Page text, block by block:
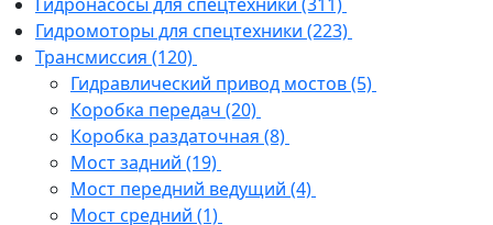
Гидромоторы для спецтехники (223)
Трансмиссия (120)
Гидравлический привод мостов(5)
Коробка передач (20)
Коробка раздаточная (8)
Мост задний (19)
Мост передний ведущий (4)
Мост средний (1)